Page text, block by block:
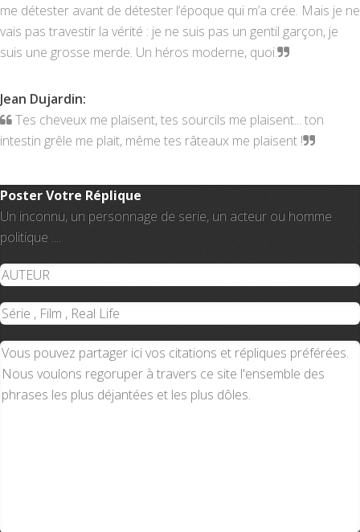
me détester avant de détester l’époque qui m’a crée. Mais je ne
vais pas travestir la vérité : je ne suis pas un gentil garçon, je
suis une grosse merde. Un héros moderne, quoi.
Jean Dujardin:
Tes cheveux me plaisent, tes sourcils me plaisent... ton
intestin grêle me plait, même tes râteaux me plaisent !
Poster Votre Réplique
Un inconnu, un personnage de serie, un acteur ou homme
politique ....